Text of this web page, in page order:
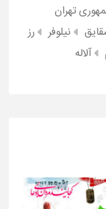
تهران
نیلوفر
رز
آلاله